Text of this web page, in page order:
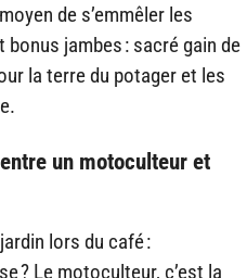
de s’emmêler les
jambes : sacré gain de
la terre du potager et les
un motoculteur et
lors du café :
? Le motoculteur, c’est la